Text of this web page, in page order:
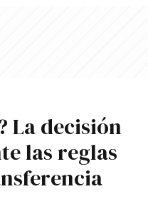
La decisión
las reglas